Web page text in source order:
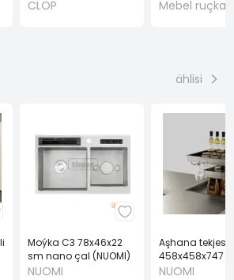
CLOP Mebel
ählisi
Moýka C3 78x46x22
sm nano çal (NUOMI)
NUOMI
Aşhana tekjesi
458x458x747
(NUOMI)
NUOMI